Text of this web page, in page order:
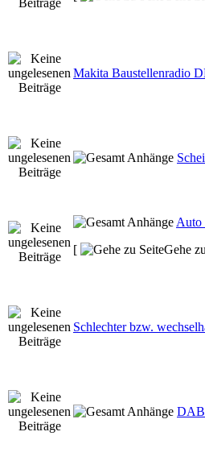
Makita Baustellenradio
Auto
[
Gehe
Schlechter bzw.